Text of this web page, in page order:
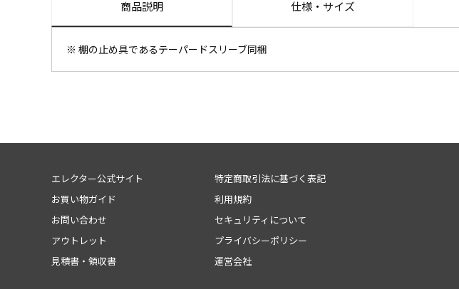
商品説明 仕様・サイズ
※ 棚の止め具であるテーパードスリーブ同梱
エレクター公式サイト
お買い物ガイド
お問い合わせ
アウトレット
見積書・領収書
特定商取引法に基づく表記
利用規約
セキュリティについて
プライバシーポリシー
運営会社